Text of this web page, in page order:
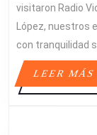
visitaron Radio
López,
con tranquilidad
LEER MÁS